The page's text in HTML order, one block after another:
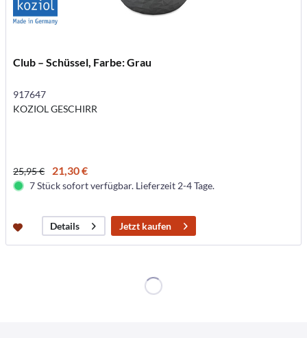
Club – Schüssel, Farbe: Grau
917647
KOZIOL GESCHIRR
25,95 € 21,30 €
7 Stück sofort verfügbar. Lieferzeit 2-4 Tage.
Details Jetzt kaufen